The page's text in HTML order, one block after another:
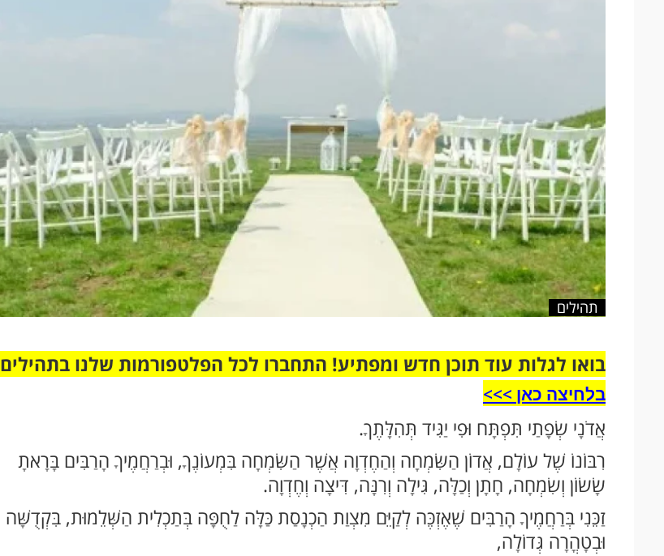
תהילים
בואו לגלות עוד תוכן חדש ומפתיע! התחברו לכל הפלטפורמות שלנו בתהילים
בלחיצה כאן >>>​
אֲדֹנָי שְׂפָתַי תִּפְתָּח וּפִי יַגִּיד תְּהִלָּתֶךָ.
רִבּוֹנוֹ שֶׁל עוֹלָם, אֲדוֹן הַשִּׂמְחָה וְהַחֶדְוָה אֲשֶׁר הַשִּׂמְחָה בִּמְעוֹנֶךָ, וּבְרַחֲמֶיךָ הָרַבִּים בָּרָאתָ
שָׂשׂוֹן וְשִׂמְחָה, חָתָן וְכַלָּה, גִּילָה וְרִנָּה, דִּיצָה וְחֶדְוָה.
זַכֵּנִי בְּרַחֲמֶיךָ הָרַבִּים שֶׁאֶזְכֶּה לְקַיֵּם מִצְוַת הַכְנָסַת כַּלָּה לַחֻפָּה בְּתַכְלִית הַשְּׁלֵמוּת, בִּקְדֻשָּׁה
וּבְטָהֳרָה גְּדוֹלָה,